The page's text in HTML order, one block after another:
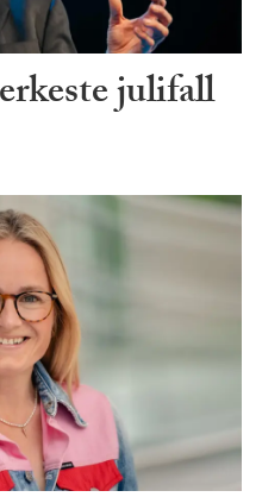
julifall